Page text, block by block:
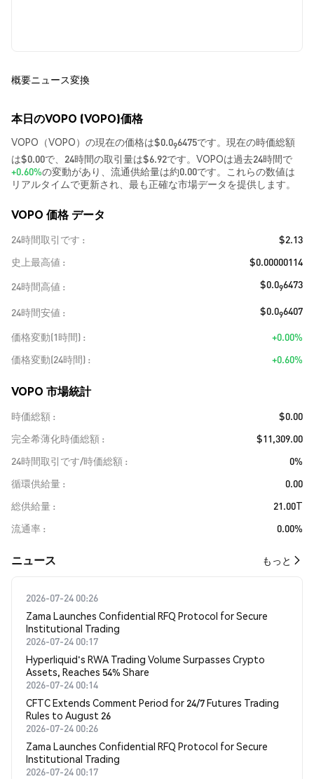
概要ニュース変換
本日のVOPO (VOPO)価格
VOPO（VOPO）の現在の価格は$0.096475です。現在の時価総額
は$0.00で、24時間の取引量は$6.92です。VOPOは過去24時間で
+0.60%の変動があり、流通供給量は約0.00です。これらの数値は
リアルタイムで更新され、最も正確な市場データを提供します。
VOPO 価格 データ
24時間取引です
$2.13
史上最高値
$0.00000114
24時間高値
$0.096473
24時間安値 $0.096407
価格変動(1時間)
+0.00%
価格変動(24時間)
+0.60%
VOPO 市場統計
時価総額
$0.00
完全希薄化時価総額
$11,309.00
24時間取引です/時価総額
0%
循環供給量
0.00
総供給量
21.00T
流通率
0.00%
​​ニュース​​ もっと
2026-07-24 00:26
Zama Launches Confidential RFQ Protocol for Secure
Institutional Trading
2026-07-24 00:17
Hyperliquid's RWA Trading Volume Surpasses Crypto
Assets, Reaches 54% Share
2026-07-24 00:14
CFTC Extends Comment Period for 24/7 Futures Trading
Rules to August 26
2026-07-24 00:26
Zama Launches Confidential RFQ Protocol for Secure
Institutional Trading
2026-07-24 00:17